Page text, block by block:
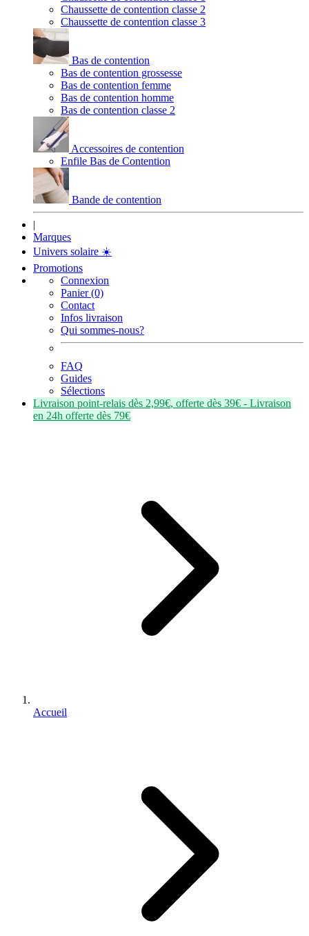
Chaussette de contention classe 2
Chaussette de contention classe 3
Bas de contention
Bas de contention grossesse
Bas de contention femme
Bas de contention homme
Bas de contention classe 2
Accessoires de contention
Enfile Bas de Contention
Bande de contention
|
Marques
Univers solaire ☀️
Promotions
Connexion
Panier (0)
Contact
Infos livraison
Qui sommes-nous?
FAQ
Guides
Sélections
Livraison point-relais dès 2,99€, offerte dès 39€ - Livraison
en 24h offerte dès 79€
Accueil